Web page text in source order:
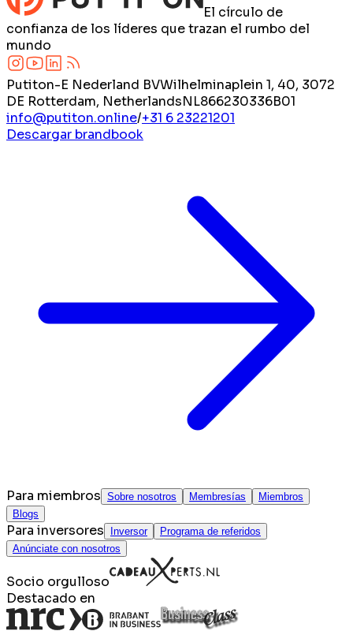
El círculo de
confianza de los líderes que trazan el rumbo del
mundo
Putiton-E Nederland BVWilhelminaplein 1, 40, 3072
DE Rotterdam, NetherlandsNL866230336B01
info@putiton.online/+31 6 23221201
Descargar brandbook
Para miembros Sobre nosotros Membresías
Miembros
Blogs
Para inversores Inversor
Programa de referidos
Anúnciate con nosotros
Socio orgulloso
Destacado en